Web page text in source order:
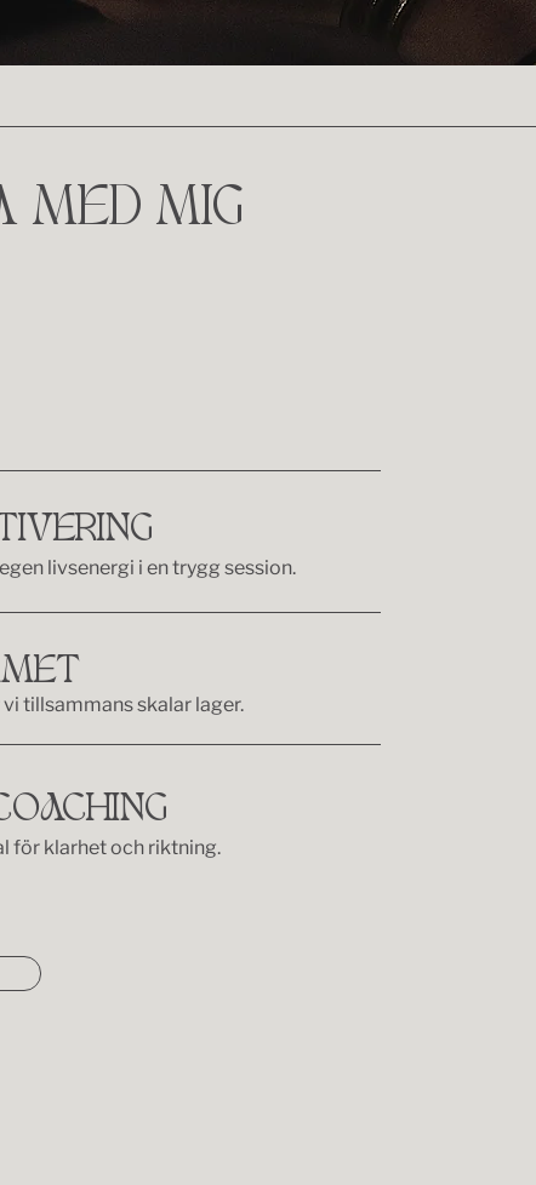
MED MIG
livsenergi i en trygg session.
tillsammans skalar lager.
för klarhet och riktning.